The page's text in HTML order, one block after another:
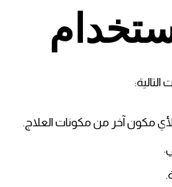
لأي مكون آخر من مكونات العلاج.